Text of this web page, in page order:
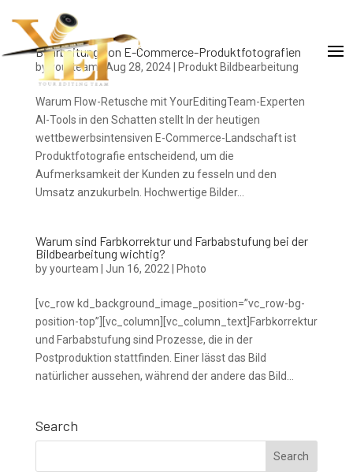
Bearbeitung von E-Commerce-Produktfotografien
by yourteam| Aug 28, 2024| Produkt Bildbearbeitung
Warum Flow-Retusche mit YourEditingTeam-Experten
AI-Tools in den Schatten stellt In der heutigen
wettbewerbsintensiven E-Commerce-Landschaft ist
Produktfotografie entscheidend, um die
Aufmerksamkeit der Kunden zu fesseln und den
Umsatz anzukurbeln. Hochwertige Bilder...
Warum sind Farbkorrektur und Farbabstufung bei der
Bildbearbeitung wichtig?
byyourteam Jun 16, 2022 Photo
[vc_row kd_background_image_position=”vc_row-bg-
position-top”][vc_column][vc_column_text]Farbkorrektur
und Farbabstufung sind Prozesse, die in der
Postproduktion stattfinden. Einer lässt das Bild
natürlicher aussehen, während der andere das Bild...
Search